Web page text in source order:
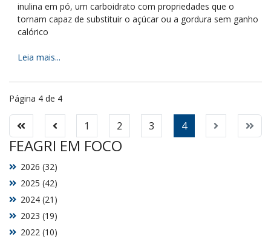
inulina em pó, um carboidrato com propriedades que o
tornam capaz de substituir o açúcar ou a gordura sem ganho
calórico
Leia mais...
Página 4 de 4
1 2 3 4
FEAGRI EM FOCO
2022 (10)
2023 (19)
2024 (21)
2025 (42)
2026 (32)